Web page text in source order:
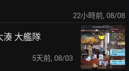
22小時前, 08/08
湊 大艦隊
5天前, 08/03